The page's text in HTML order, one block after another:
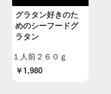
グラタン好きのた
めのシーフードグ
ラタン
１人前２６０ｇ
￥1,980